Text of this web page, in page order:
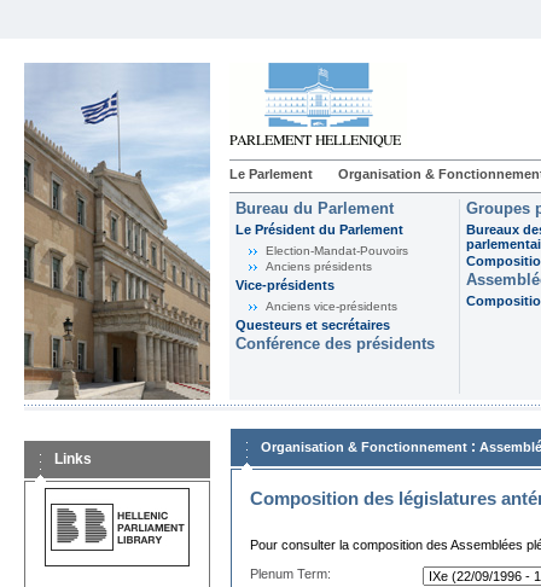
Le Parlement Organisation &
Bureau du Parlement
Le Président du Parlement
Election-Mandat-Pouvoirs
Anciens présidents
Vice-présidents
Anciens vice-présidents
Questeurs et secrétaires
Conférence des présidents
Groupes
Bureaux
Links
Organisation & Fonctionnement :
Composition des législatures
Pour consulter la composition des Assemblées
Plenum Term: